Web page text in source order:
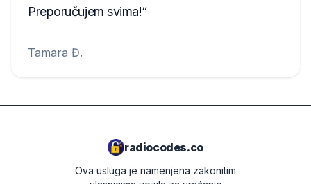
Preporučujem svima!
Tamara Đ.
radiocodes.co
Ova usluga je namenjena zakonitim